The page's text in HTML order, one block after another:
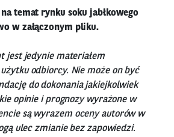
temat rynku soku jabłkowego
w załączonym pliku.
jest jedynie materiałem
odbiorcy. Nie może on być
do dokonania jakiejkolwiek
opinie i prognozy wyrażone w
są wyrazem oceny autorów w
ulec zmianie bez zapowiedzi.